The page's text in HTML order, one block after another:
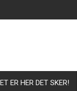
ER HER DET SKER!